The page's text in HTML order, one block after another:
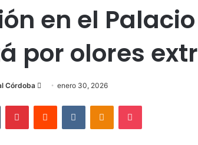
en el
por olores
Córdoba
Send
email
enero 30, 2026
Tumblr PinterestReddit VKontakteOdnoklassniki
Pocket